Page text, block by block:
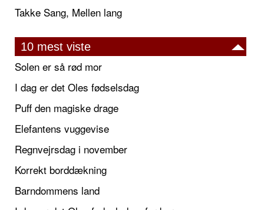
Takke Sang, Mellen lang
10 mest viste
Solen er så rød mor
I dag er det Oles fødselsdag
Puff den magiske drage
Elefantens vuggevise
Regnvejrsdag i november
Korrekt borddækning
Barndommens land